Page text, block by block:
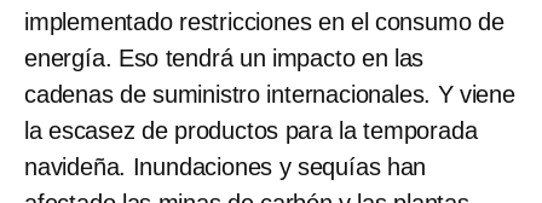
implementado restricciones en el consumo de
energía. Eso tendrá un impacto en las
cadenas de suministro internacionales. Y viene
la escasez de productos para la temporada
navideña. Inundaciones y sequías han